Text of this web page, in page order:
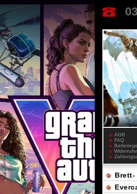
AGB
FAQ
Brett-